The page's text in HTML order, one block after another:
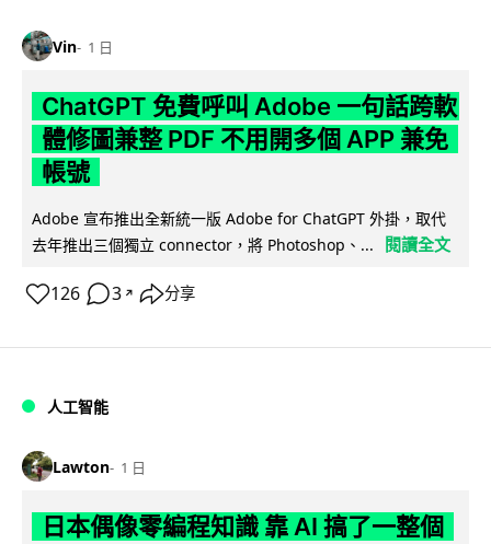
Vin 1 日
ChatGPT 免費呼叫 Adobe 一句話跨軟
體修圖兼整 PDF 不用開多個 APP 兼免
帳號
Adobe 宣布推出全新統一版 Adobe for ChatGPT 外掛，取代
去年推出三個獨立 connector，將 Photoshop、...
閱讀全文
126 3 ↗ 分享
人工智能
Lawton 1 日
日本偶像零編程知識 靠 AI 搞了一整個